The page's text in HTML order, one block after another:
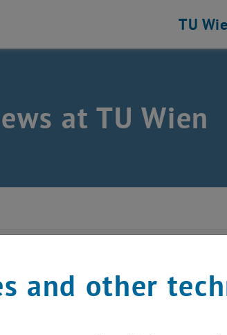
TU
at TU Wien
Code
and other